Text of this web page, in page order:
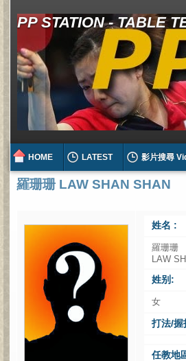
PP STATION - TABLE
HOME LATEST 影片搜尋
羅珊珊 LAW SHAN SHAN
姓名 :
羅珊珊
LAW
姓别:
女
打法/握
任教地